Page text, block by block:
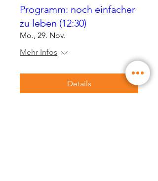
Programm: noch einfacher
zu leben (12:30)
Mo., 29. Nov.
Mehr Infos
Details